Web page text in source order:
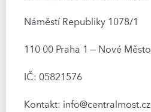
Náměstí Republiky 1078/1
110 00 Praha 1 – Nové Město
IČ: 05821576
Kontakt: info@centralmost.cz